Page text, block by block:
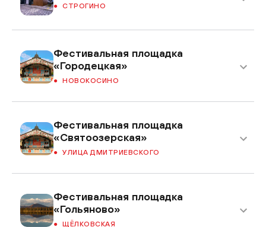
СТРОГИНО
Фестивальная площадка
«Городецкая»
НОВОКОСИНО
Фестивальная площадка
«Святоозерская»
УЛИЦА ДМИТРИЕВСКОГО
Фестивальная площадка
«Гольяново»
ЩЁЛКОВСКАЯ